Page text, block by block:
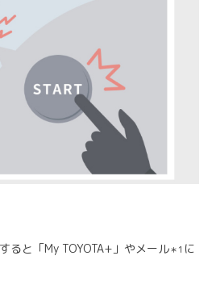
ると「My TOYOTA+」やメール＊1 に